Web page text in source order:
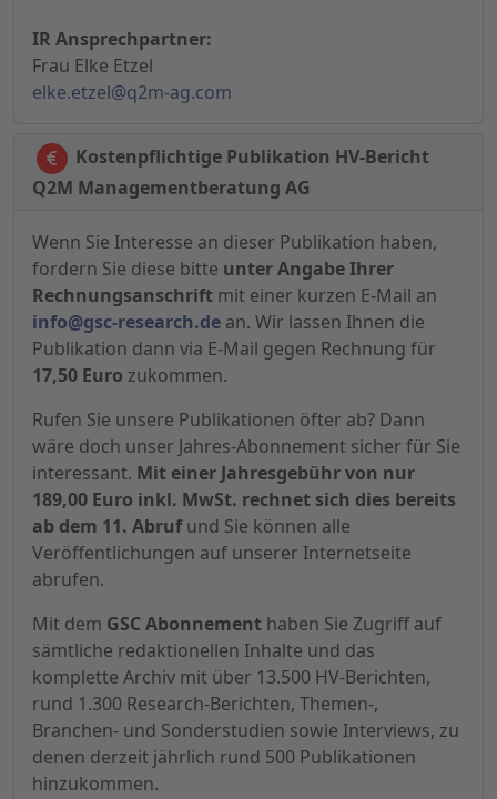
IR Ansprechpartner:
Frau Elke Etzel
elke.etzel@q2m-ag.com
Kostenpflichtige Publikation HV-Bericht
Q2M Managementberatung AG
Wenn Sie Interesse an dieser Publikation haben,
fordern Sie diese bitte unter Angabe Ihrer
Rechnungsanschrift mit einer kurzen E-Mail an
info@gsc-research.de an. Wir lassen Ihnen die
Publikation dann via E-Mail gegen Rechnung für
17,50 Euro zukommen.
Rufen Sie unsere Publikationen öfter ab? Dann
wäre doch unser Jahres-Abonnement sicher für Sie
interessant. Mit einer Jahresgebühr von nur
189,00 Euro inkl. MwSt. rechnet sich dies bereits
ab dem 11. Abrufund Sie können alle
Veröffentlichungen auf unserer Internetseite
abrufen.
Mit dem GSC Abonnement haben Sie Zugriff auf
sämtliche redaktionellen Inhalte und das
komplette Archiv mit über 13.500 HV-Berichten,
rund 1.300 Research-Berichten, Themen-,
Branchen- und Sonderstudien sowie Interviews, zu
denen derzeit jährlich rund 500 Publikationen
hinzukommen.